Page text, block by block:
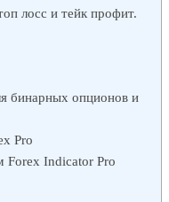
лосс и тейк профит.
бинарных опционов и
Pro
Forex Indicator Pro